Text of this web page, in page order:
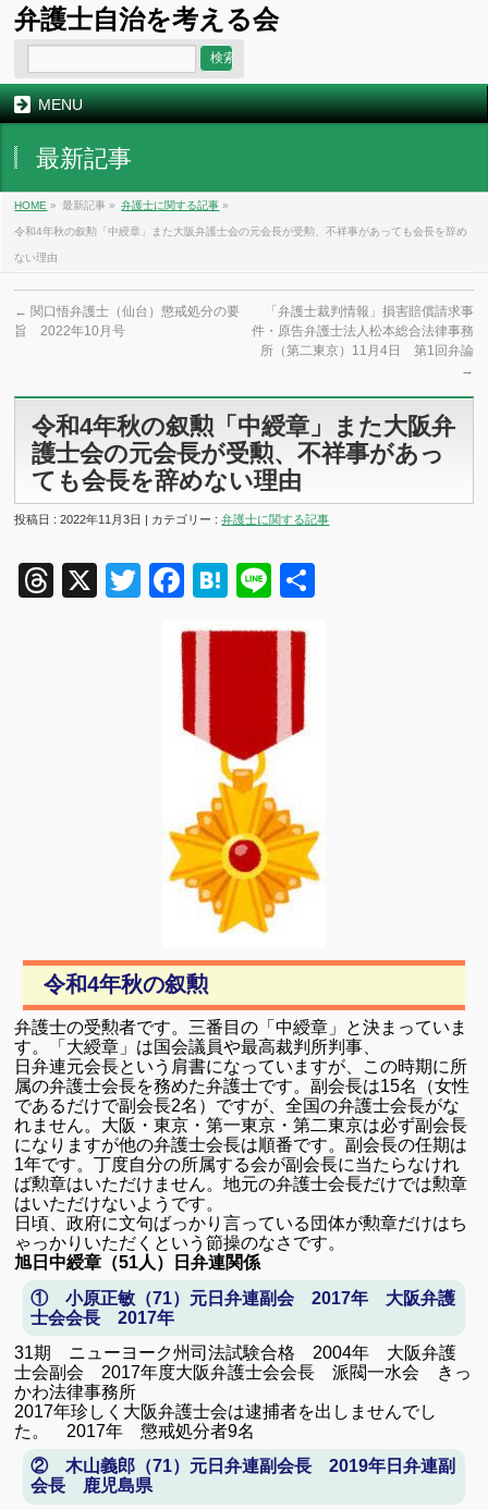
弁護士自治を考える会
MENU
最新記事
HOME » 最新記事 » 弁護士に関する記事 »
令和4年秋の叙勲「中綬章」また大阪弁護士会の元会長が受勲、不祥事があっても会長を辞め
ない理由
← 関口悟弁護士（仙台）懲戒処分の要
旨 2022年10月号
「弁護士裁判情報」損害賠償請求事
件・原告弁護士法人松本総合法律事務
所（第二東京）11月4日 第1回弁論
→
令和4年秋の叙勲「中綬章」また大阪弁
護士会の元会長が受勲、不祥事があっ
ても会長を辞めない理由
投稿日 : 2022年11月3日 | カテゴリー :弁護士に関する記事
Threads
X TwitterFacebook
Hatena
Line
令和4年秋の叙勲
弁護士の受勲者です。三番目の「中綬章」と決まっていま
す。「大綬章」は国会議員や最高裁判所判事、
日弁連元会長という肩書になっていますが、この時期に所
属の弁護士会長を務めた弁護士です。副会長は15名（女性
であるだけで副会長2名）ですが、全国の弁護士会長がな
れません。大阪・東京・第一東京・第二東京は必ず副会長
になりますが他の弁護士会長は順番です。副会長の任期は
1年です。丁度自分の所属する会が副会長に当たらなけれ
ば勲章はいただけません。地元の弁護士会長だけでは勲章
はいただけないようです。
日頃、政府に文句ばっかり言っている団体が勲章だけはち
ゃっかりいただくという節操のなさです。
旭日中綬章（51人）日弁連関係
① 小原正敏（71）元日弁連副会 2017年 大阪弁護
士会会長 2017年
31期 ニューヨーク州司法試験合格 2004年 大阪弁護
士会副会 2017年度大阪弁護士会会長 派閥一水会 きっ
かわ法律事務所
2017年珍しく大阪弁護士会は逮捕者を出しませんでし
た。 2017年 懲戒処分者9名
② 木山義郎（71）元日弁連副会長 2019年日弁連副
会長 鹿児島県